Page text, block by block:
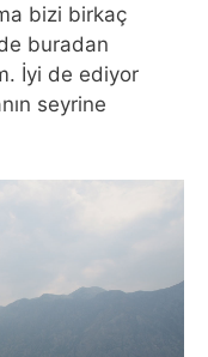
bizi birkaç
buradan
İyi de ediyor
seyrine